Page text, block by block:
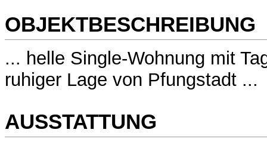
OBJEKTBESCHREIBUNG
... helle Single-Wohnung mit
ruhiger Lage von Pfungstadt ...
AUSSTATTUNG